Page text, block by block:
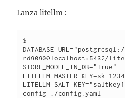
Lanza litellm :
$
rd9090@localhost:5432/
STORE_MODEL_IN_DB="True"
LITELLM_MASTER_KEY=sk-
config ./config.yaml